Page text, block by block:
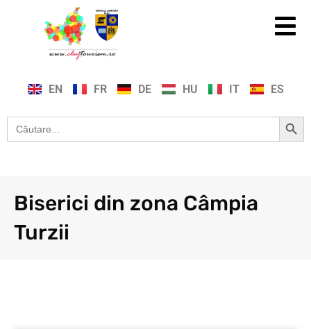
EN FR DE HU IT ES
Search
for:
Search Button
Biserici din zona Câmpia
Turzii